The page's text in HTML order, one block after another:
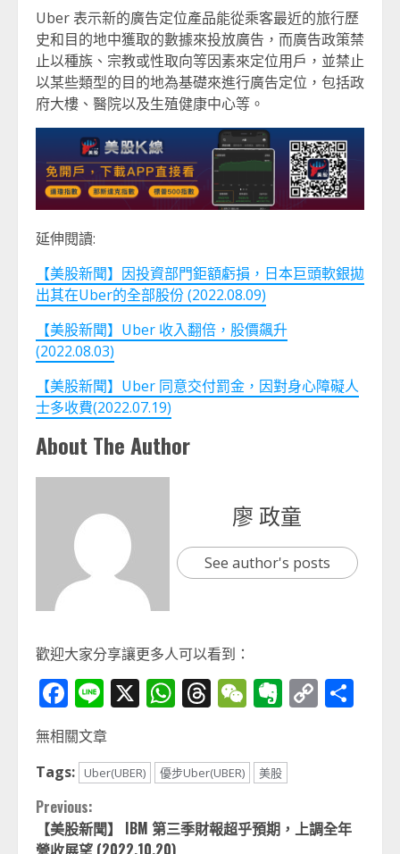
Uber 表示新的廣告定位產品能從乘客最近的旅行歷
史和目的地中獲取的數據來投放廣告，而廣告政策禁
止以種族、宗教或性取向等因素來定位用戶，並禁止
以某些類型的目的地為基礎來進行廣告定位，包括政
府大樓、醫院以及生殖健康中心等。
延伸閱讀:
【美股新聞】因投資部門鉅額虧損，日本巨頭軟銀拋
出其在Uber的全部股份 (2022.08.09)
【美股新聞】Uber 收入翻倍，股價飆升
(2022.08.03)
【美股新聞】Uber 同意交付罰金，因對身心障礙人
士多收費(2022.07.19)
About The Author
廖 政童
See author's posts
歡迎大家分享讓更多人可以看到：
Facebook
Line
X WhatsApp
Threads
WeChat
Evernote
Copy
無相關文章
Tags:
Uber(UBER) 優步Uber(UBER) 美股
Continue
Previous:
【美股新聞】 IBM 第三季財報超乎預期，上調全年
營收展望 (2022.10.20)